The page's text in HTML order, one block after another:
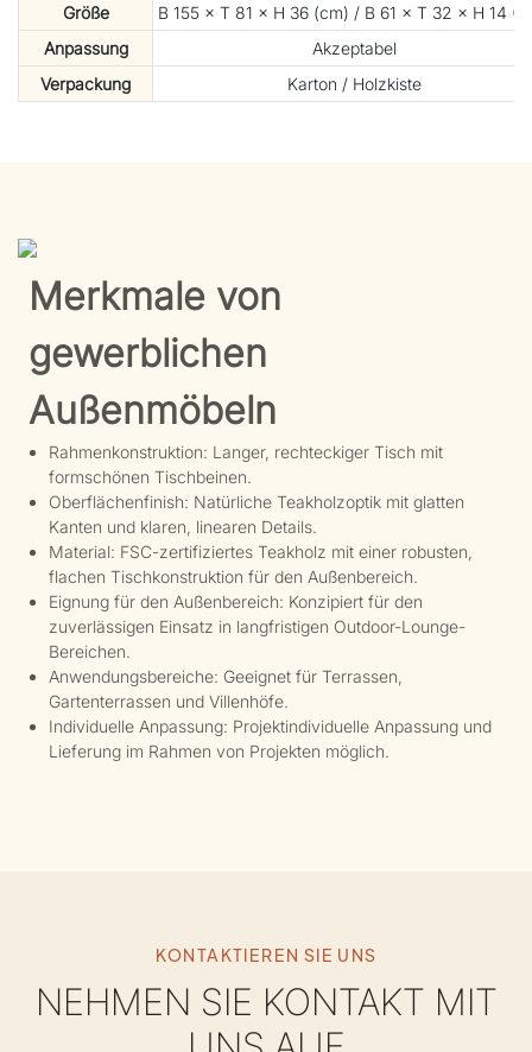
Größe
B 155 × T 81 × H 36 (cm) / B 61 × T 32 × H 14
Anpassung
Akzeptabel
Verpackung
Karton / Holzkiste
Merkmale von
gewerblichen
Außenmöbeln
Rahmenkonstruktion: Langer, rechteckiger Tisch mit
formschönen Tischbeinen.
Oberflächenfinish: Natürliche Teakholzoptik mit glatten
Kanten und klaren, linearen Details.
Material: FSC-zertifiziertes Teakholz mit einer robusten,
flachen Tischkonstruktion für den Außenbereich.
Eignung für den Außenbereich: Konzipiert für den
zuverlässigen Einsatz in langfristigen Outdoor-Lounge-
Bereichen.
Anwendungsbereiche: Geeignet für Terrassen,
Gartenterrassen und Villenhöfe.
Individuelle Anpassung: Projektindividuelle Anpassung und
Lieferung im Rahmen von Projekten möglich.
KONTAKTIEREN SIE UNS
NEHMEN SIE KONTAKT MIT